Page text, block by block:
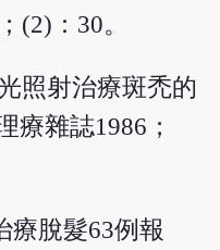
(2)：30。
照射治療斑禿的
療雜誌1986；
療脫髮63例報